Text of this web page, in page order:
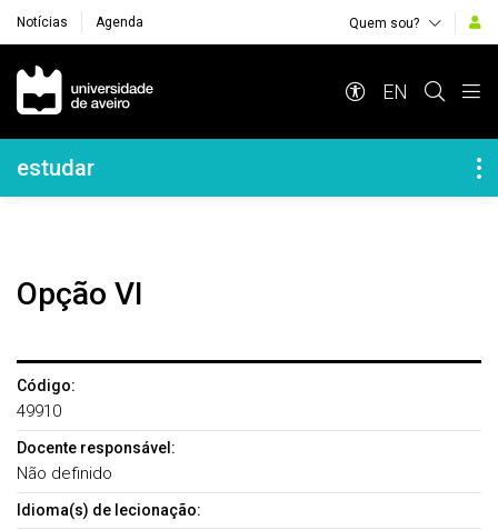
Notícias Agenda Quem sou?
Navegação Principal
EN
Navegação Lateral
estudar
Opção VI
Código:
49910
Docente responsável:
Não definido
Idioma(s) de lecionação: